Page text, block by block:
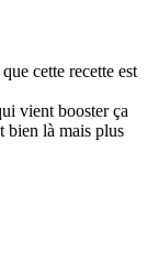
cette recette est
vient booster ça
bien là mais plus